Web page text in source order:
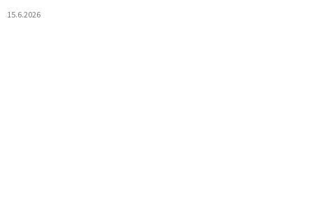
15.6.2026